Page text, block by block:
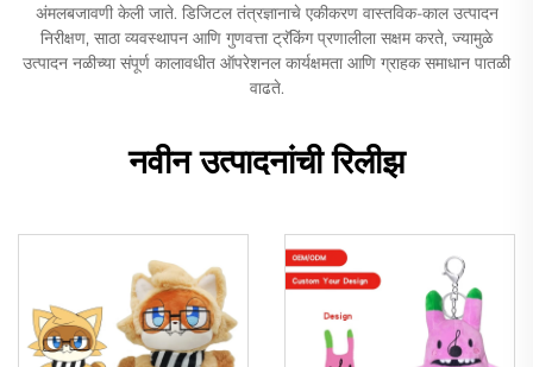
अंमलबजावणी केली जाते. डिजिटल तंत्रज्ञानाचे एकीकरण वास्तविक-काल उत्पादन
निरीक्षण, साठा व्यवस्थापन आणि गुणवत्ता ट्रॅकिंग प्रणालीला सक्षम करते, ज्यामुळे
उत्पादन नळीच्या संपूर्ण कालावधीत ऑपरेशनल कार्यक्षमता आणि ग्राहक समाधान पातळी
वाढते.
नवीन उत्पादनांची रिलीझ